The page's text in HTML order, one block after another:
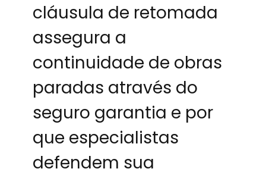
cláusula de retomada
assegura a
continuidade de obras
paradas através do
seguro garantia e por
que especialistas
defendem sua